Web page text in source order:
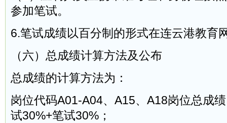
参加笔试。
6.笔试成绩以百分制的形式在连云港教育
（六）总成绩计算方法及公布
总成绩的计算方法为：
岗位代码A01-A04、A15、A18岗位总成
试30%+笔试30%；